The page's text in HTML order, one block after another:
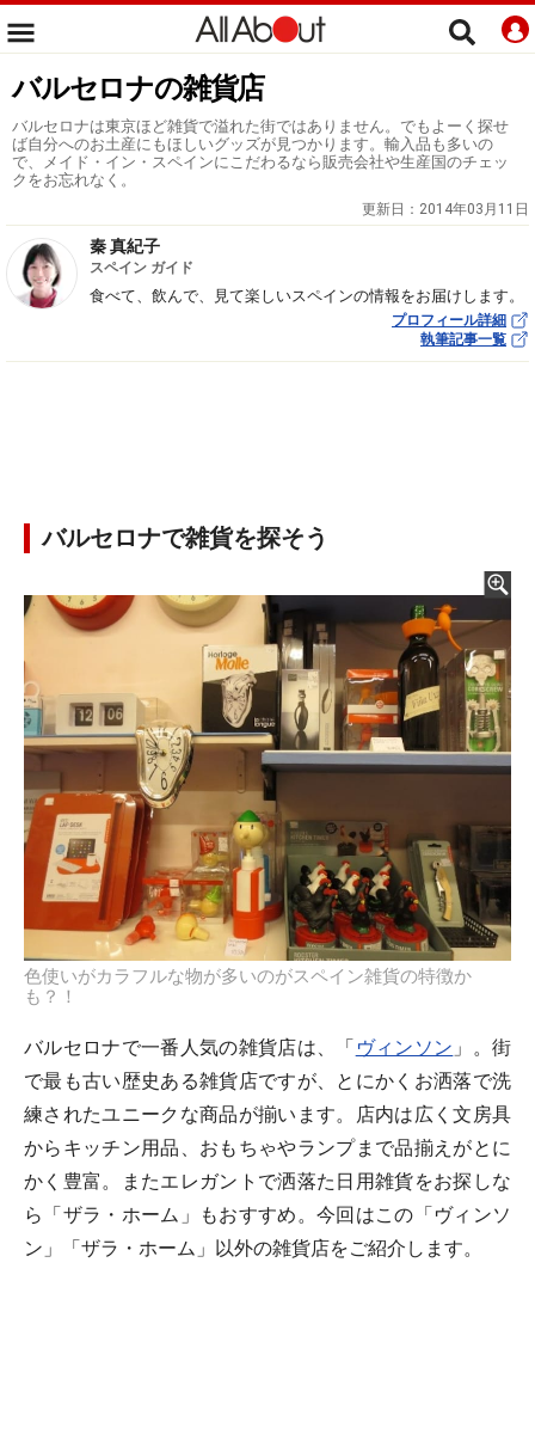
バルセロナの雑貨店
バルセロナは東京ほど雑貨で溢れた街ではありません。でもよーく探せ
ば自分へのお土産にもほしいグッズが見つかります。輸入品も多いの
で、メイド・イン・スペインにこだわるなら販売会社や生産国のチェッ
クをお忘れなく。
更新日： 2014年03月11日
秦 真紀子
スペイン ガイド
食べて、飲んで、見て楽しいスペインの情報をお届けします。
プロフィール詳細
執筆記事一覧
バルセロナで雑貨を探そう
色使いがカラフルな物が多いのがスペイン雑貨の特徴か
も？！
バルセロナで一番人気の雑貨店は、「 ヴィンソン 」。街
で最も古い歴史ある雑貨店ですが、とにかくお洒落で洗
練されたユニークな商品が揃います。店内は広く文房具
からキッチン用品、おもちゃやランプまで品揃えがとに
かく豊富。またエレガントで洒落た日用雑貨をお探しな
ら「ザラ・ホーム」もおすすめ。今回はこの「ヴィンソ
ン」「ザラ・ホーム」以外の雑貨店をご紹介します。